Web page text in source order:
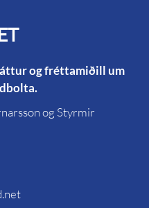
og fréttamiðill um
og Styrmir